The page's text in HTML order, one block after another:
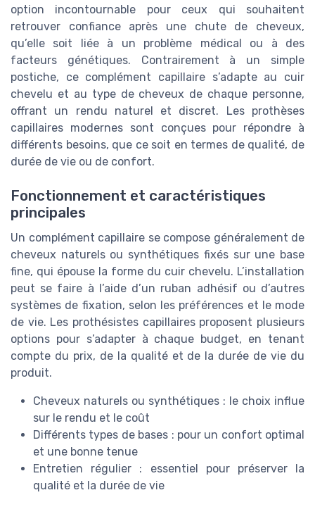
option incontournable pour ceux qui souhaitent
retrouver confiance après une chute de cheveux,
qu’elle soit liée à un problème médical ou à des
facteurs génétiques. Contrairement à un simple
postiche, ce complément capillaire s’adapte au cuir
chevelu et au type de cheveux de chaque personne,
offrant un rendu naturel et discret. Les prothèses
capillaires modernes sont conçues pour répondre à
différents besoins, que ce soit en termes de qualité, de
durée de vie ou de confort.
Fonctionnement et caractéristiques
principales
Un complément capillaire se compose généralement de
cheveux naturels ou synthétiques fixés sur une base
fine, qui épouse la forme du cuir chevelu. L’installation
peut se faire à l’aide d’un ruban adhésif ou d’autres
systèmes de fixation, selon les préférences et le mode
de vie. Les prothésistes capillaires proposent plusieurs
options pour s’adapter à chaque budget, en tenant
compte du prix, de la qualité et de la durée de vie du
produit.
Cheveux naturels ou synthétiques : le choix influe
sur le rendu et le coût
Différents types de bases : pour un confort optimal
et une bonne tenue
Entretien régulier : essentiel pour préserver la
qualité et la durée de vie